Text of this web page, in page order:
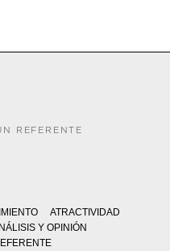
REFERENTE
ATRACTIVIDAD
Y OPINIÓN